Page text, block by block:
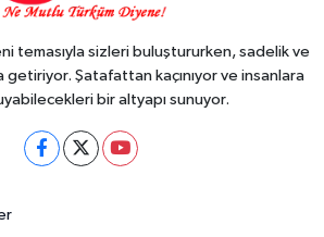
temasıyla sizleri buluştururken, sadelik ve
getiriyor. Şatafattan kaçınıyor ve insanlara
bir altyapı sunuyor.